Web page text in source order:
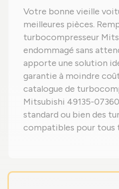
Votre bonne vieille
meilleures pièces.
turbocompresseur
endommagé sans
apporte une solution
garantie à moindre
catalogue de
Mitsubishi 49135-
standard ou bien des
compatibles pour tous